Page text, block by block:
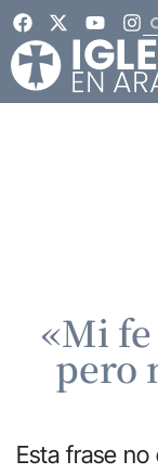
«Mi
pero
Esta frase no